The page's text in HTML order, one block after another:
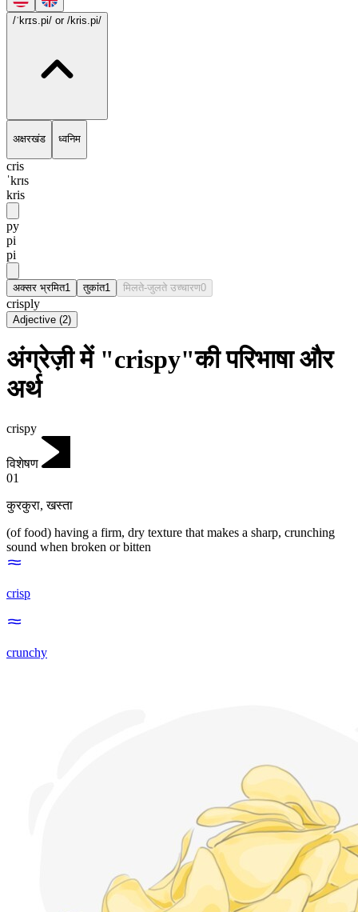
/ˈkrɪs.pi/ or /kris.pi/
अक्षरखंड ध्वनिम
cris
ˈkrɪs
kris
py
pi
pi
अक्सर भ्रमित1 तुकांत1 मिलते-जुलते उच्चारण0
crisply
Adjective (2)
अंग्रेज़ी में "crispy"की परिभाषा और
अर्थ
crispy
विशेषण
01
कुरकुरा,खस्ता
(of food) having a firm, dry texture that makes a sharp, crunching
sound when broken or bitten
crisp
crunchy